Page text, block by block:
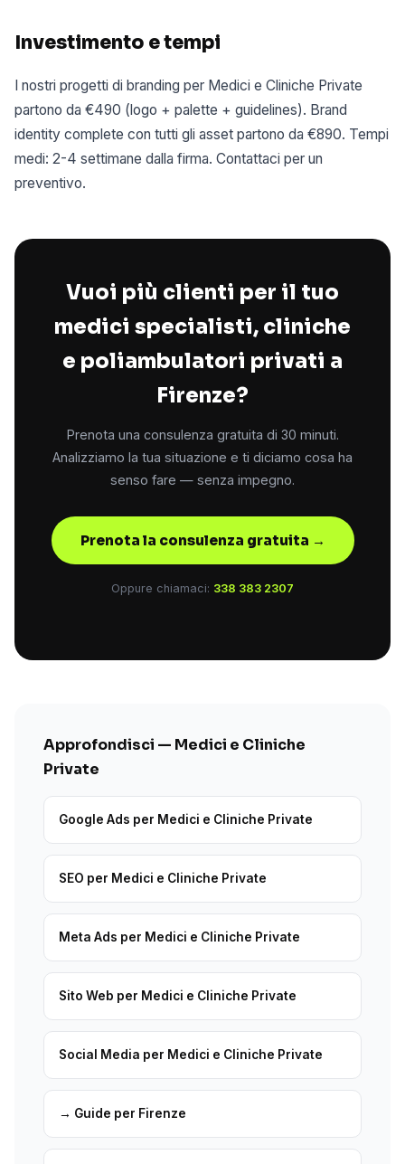
Investimento e tempi
I nostri progetti di branding per Medici e Cliniche Private
partono da €490 (logo + palette + guidelines). Brand
identity complete con tutti gli asset partono da €890. Tempi
medi: 2-4 settimane dalla firma. Contattaci per un
preventivo.
Vuoi più clienti per il tuo
medici specialisti, cliniche
e poliambulatori privati a
Firenze?
Prenota una consulenza gratuita di 30 minuti.
Analizziamo la tua situazione e ti diciamo cosa ha
senso fare — senza impegno.
Prenota la consulenza gratuita →
Oppure chiamaci: 338 383 2307
Approfondisci — Medici e Cliniche
Private
Google Ads per Medici e Cliniche Private
SEO per Medici e Cliniche Private
Meta Ads per Medici e Cliniche Private
Sito Web per Medici e Cliniche Private
Social Media per Medici e Cliniche Private
→ Guide per Firenze